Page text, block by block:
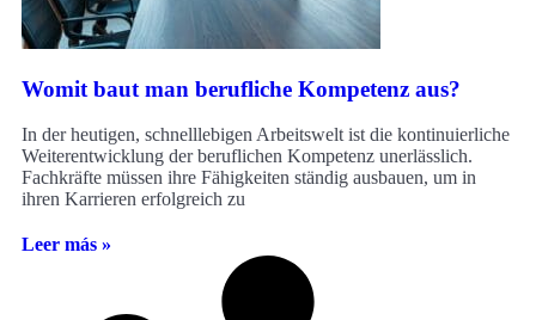
Womit baut man berufliche Kompetenz aus?
In der heutigen, schnelllebigen Arbeitswelt ist die kontinuierliche
Weiterentwicklung der beruflichen Kompetenz unerlässlich.
Fachkräfte müssen ihre Fähigkeiten ständig ausbauen, um in
ihren Karrieren erfolgreich zu
Leer más »